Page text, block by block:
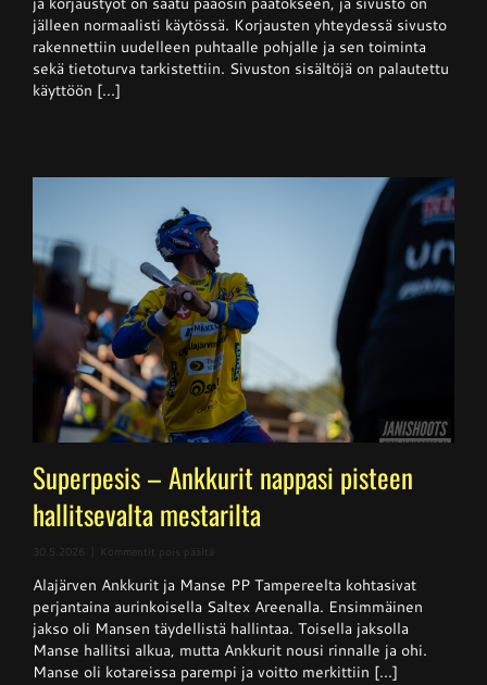
käytössä
jälleen normaalisti käytössä. Korjausten yhteydessä sivusto
rakennettiin uudelleen puhtaalle pohjalle ja sen toiminta
sekä tietoturva tarkistettiin. Sivuston sisältöjä on palautettu
käyttöön [...]
Superpesis – Ankkurit nappasi pisteen
hallitsevalta mestarilta
30.5.2026 Kommentit pois päältä
–
Ankkurit
nappasi
pisteen
hallitsevalta
mestarilta
Alajärven Ankkurit ja Manse PP Tampereelta kohtasivat
perjantaina aurinkoisella Saltex Areenalla. Ensimmäinen
jakso oli Mansen täydellistä hallintaa. Toisella jaksolla
Manse hallitsi alkua, mutta Ankkurit nousi rinnalle ja ohi.
Manse oli kotareissa parempi ja voitto merkittiin [...]